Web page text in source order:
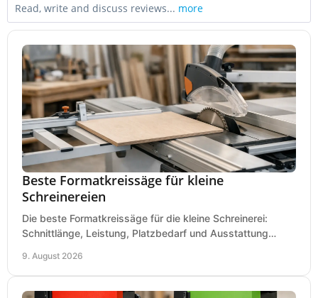
Read, write and discuss reviews... more
Beste Formatkreissäge für kleine
Schreinereien
Die beste Formatkreissäge für die kleine Schreinerei:
Schnittlänge, Leistung, Platzbedarf und Ausstattung
9. August 2026